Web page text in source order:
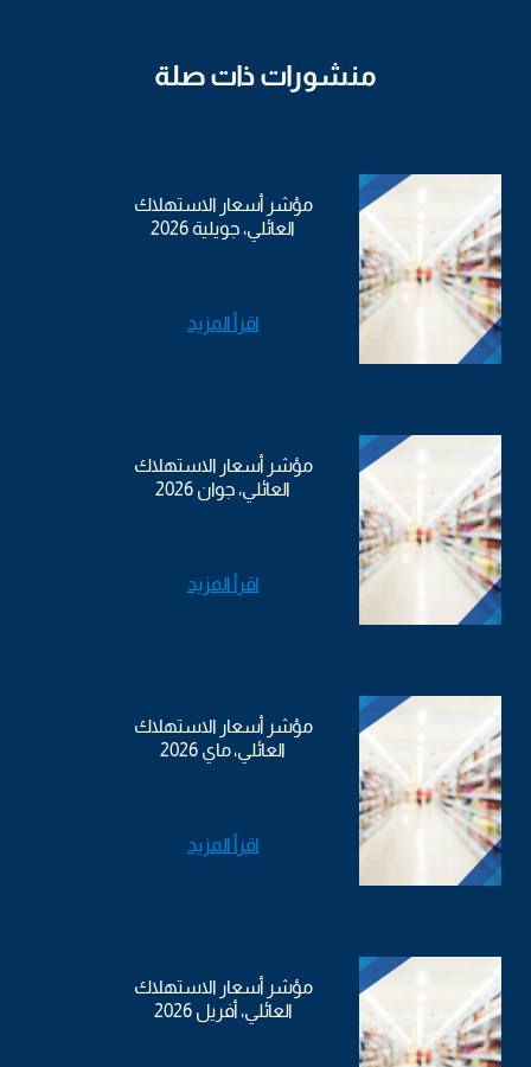
منشورات ذات صلة
مؤشر أسعار الاستهلاك
العائلي، جويلية 2026
اقرأ المزيد
مؤشر أسعار الاستهلاك
العائلي، جوان 2026
اقرأ المزيد
مؤشر أسعار الاستهلاك
العائلي، ماي 2026
اقرأ المزيد
مؤشر أسعار الاستهلاك
العائلي، أفريل 2026